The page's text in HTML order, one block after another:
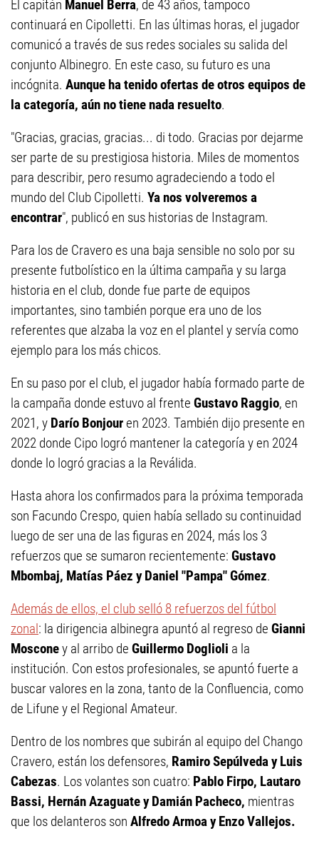
El capitán Manuel Berra, de 43 años, tampoco
continuará en Cipolletti. En las últimas horas, el jugador
comunicó a través de sus redes sociales su salida del
conjunto Albinegro. En este caso, su futuro es una
incógnita. Aunque ha tenido ofertas de otros equipos de
la categoría, aún no tiene nada resuelto.
"Gracias, gracias, gracias... di todo. Gracias por dejarme
ser parte de su prestigiosa historia. Miles de momentos
para describir, pero resumo agradeciendo a todo el
mundo del Club Cipolletti. Ya nos volveremos a
encontrar", publicó en sus historias de Instagram.
Para los de Cravero es una baja sensible no solo por su
presente futbolístico en la última campaña y su larga
historia en el club, donde fue parte de equipos
importantes, sino también porque era uno de los
referentes que alzaba la voz en el plantel y servía como
ejemplo para los más chicos.
En su paso por el club, el jugador había formado parte de
la campaña donde estuvo al frente Gustavo Raggio, en
2021, y Darío Bonjouren 2023. También dijo presente en
2022 donde Cipo logró mantener la categoría y en 2024
donde lo logró gracias a la Reválida.
Hasta ahora los confirmados para la próxima temporada
son Facundo Crespo, quien había sellado su continuidad
luego de ser una de las figuras en 2024, más los 3
refuerzos que se sumaron recientemente: Gustavo
Mbombaj, Matías Páez y Daniel "Pampa" Gómez.
Además de ellos, el club selló 8 refuerzos del fútbol
zonal: la dirigencia albinegra apuntó al regreso de Gianni
Mosconey al arribo de Guillermo Doglioli a la
institución. Con estos profesionales, se apuntó fuerte a
buscar valores en la zona, tanto de la Confluencia, como
de Lifune y el Regional Amateur.
Dentro de los nombres que subirán al equipo del Chango
Cravero, están los defensores, Ramiro Sepúlveda y Luis
Cabezas. Los volantes son cuatro: Pablo Firpo, Lautaro
Bassi, Hernán Azaguate y Damián Pacheco, mientras
que los delanteros son Alfredo Armoa y Enzo Vallejos.